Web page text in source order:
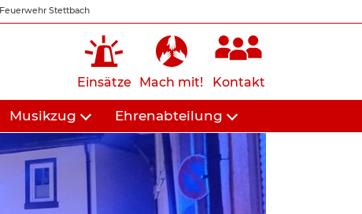
Feuerwehr Stettbach
Einsätze Mach mit! Kontakt
Musikzug Ehrenabteilung